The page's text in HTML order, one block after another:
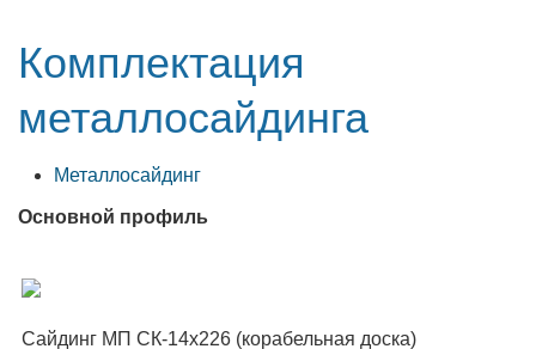
Комплектация
металлосайдинга
Металлосайдинг
Основной профиль
Сайдинг МП СК-14х226 (корабельная доска)